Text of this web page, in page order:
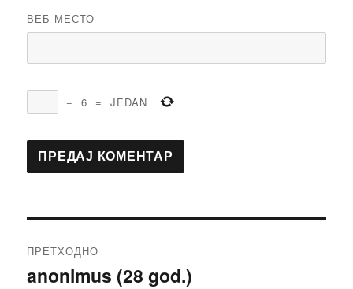
ВЕБ МЕСТО
− 6 = JEDAN
чланка
ПРЕТХОДНО
Претходни
anonimus (28 god.)